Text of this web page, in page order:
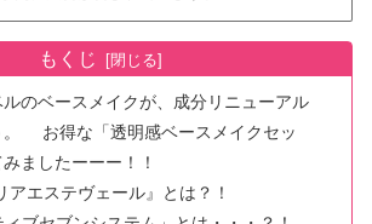
もくじ
のベースメイクが、成分リニューアル
。 お得な「透明感ベースメイクセッ
ましたーーー！！
アエステヴェール』とは？！